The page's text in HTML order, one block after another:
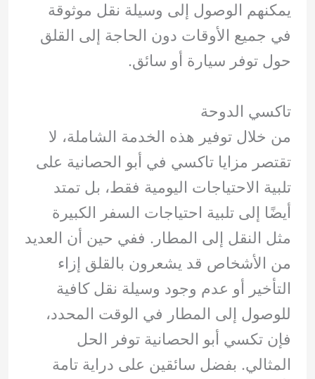
يمكنهم الوصول إلى وسيلة نقل موثوقة
في جميع الأوقات دون الحاجة إلى القلق
حول توفر سيارة أو سائق.
تاكسي الدوحة
من خلال توفير هذه الخدمة الشاملة، لا
تقتصر مزايا تاكسي في أبو الحصانية على
تلبية الاحتياجات اليومية فقط، بل تمتد
أيضًا إلى تلبية احتياجات السفر الكبيرة
مثل النقل إلى المطار. ففي حين أن العديد
من الأشخاص قد يشعرون بالقلق إزاء
التأخير أو عدم وجود وسيلة نقل كافية
للوصول إلى المطار في الوقت المحدد،
فإن تكسي أبو الحصانية توفر الحل
المثالي. بفضل سائقين على دراية تامة